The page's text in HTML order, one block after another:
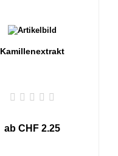
Kamillenextrakt
ab CHF 2.25